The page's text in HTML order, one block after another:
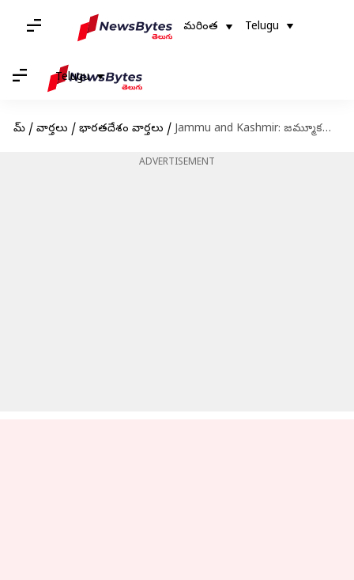
మరింత Telugu
Telugu
హోమ్ / వార్తలు / భారతదేశం వార్తలు / Jammu and Kashmir: జమ్మూకశ్మీర్లోని కట్‌రా-కాజీగుండ్‌ మధ్య రైలు.. విజయవంతంగా రౌండ్‌ ట్రిప్‌ పూర్తి.. సైనిక దళాల రాకపోకలకు మరింత ప్రయోజనకరం
ADVERTISEMENT